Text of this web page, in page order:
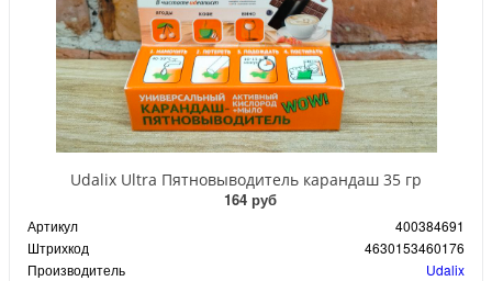
Udalix Ultra Пятновыводитель карандаш 35 гр
164 руб
Артикул
400384691
Штрихкод
4630153460176
Производитель
Udalix